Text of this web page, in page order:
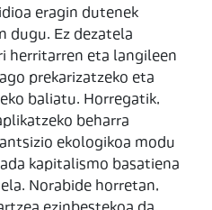
eragin dutenek
dugu. Ez dezatela
herritarren eta langileen
prekarizatzeko eta
baliatu. Horregatik,
beharra
ekologikoa modu
kapitalismo basatiena
Norabide horretan,